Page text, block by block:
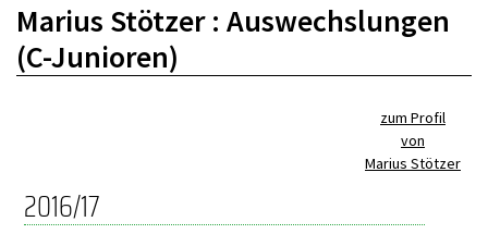
Marius Stötzer : Auswechslungen
(C-Junioren)
zum Profil
von
Marius Stötzer
2016/17